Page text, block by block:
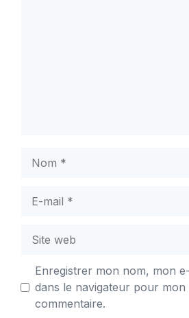
mail
web
Enregistrer mon nom, mon
dans le navigateur pour
commentaire.